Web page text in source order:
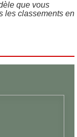
que vous
les classements en